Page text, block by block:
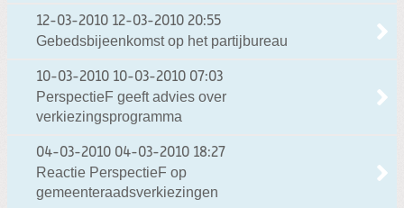
12-03-2010 12-03-2010 20:55
Gebedsbijeenkomst op het partijbureau
10-03-2010 10-03-2010 07:03
PerspectieF geeft advies over
verkiezingsprogramma
04-03-2010 04-03-2010 18:27
Reactie PerspectieF op
gemeenteraadsverkiezingen